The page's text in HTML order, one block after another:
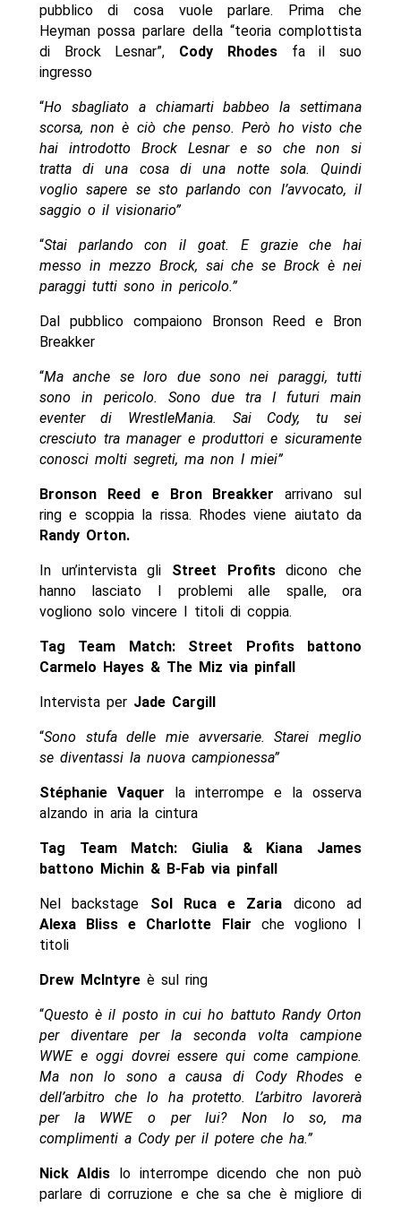
pubblico di cosa vuole parlare. Prima che
Heyman possa parlare della “teoria complottista
di Brock Lesnar”, Cody Rhodesfa il suo
ingresso
“Ho sbagliato a chiamarti babbeo la settimana
scorsa, non è ciò che penso. Però ho visto che
hai introdotto Brock Lesnar e so che non si
tratta di una cosa di una notte sola. Quindi
voglio sapere se sto parlando con l’avvocato, il
saggio o il visionario”
“Stai parlando con il goat. E grazie che hai
messo in mezzo Brock, sai che se Brock è nei
paraggi tutti sono in pericolo.”
Dal pubblico compaiono Bronson Reed e Bron
Breakker
“Ma anche se loro due sono nei paraggi, tutti
sono in pericolo. Sono due tra I futuri main
eventer di WrestleMania. Sai Cody, tu sei
cresciuto tra manager e produttori e sicuramente
conosci molti segreti, ma non I miei”
Bronson Reed e Bron Breakker arrivano sul
ring e scoppia la rissa. Rhodes viene aiutato da
Randy Orton.
In un’intervista gli Street Profitsdicono che
hanno lasciato I problemi alle spalle, ora
vogliono solo vincere I titoli di coppia.
Tag Team Match: Street Profits battono
Carmelo Hayes & The Miz via pinfall
Intervista per Jade Cargill
“Sono stufa delle mie avversarie. Starei meglio
se diventassi la nuova campionessa”
Stéphanie Vaquer la interrompe e la osserva
alzando in aria la cintura
Tag Team Match: Giulia & Kiana James
battono Michin & B-Fab via pinfall
Nel backstage Sol Ruca e Zaria dicono ad
Alexa Bliss e Charlotte Flair che vogliono I
titoli
Drew McIntyreè sul ring
“Questo è il posto in cui ho battuto Randy Orton
per diventare per la seconda volta campione
WWE e oggi dovrei essere qui come campione.
Ma non lo sono a causa di Cody Rhodes e
dell’arbitro che lo ha protetto. L’arbitro lavorerà
per la WWE o per lui? Non lo so, ma
complimenti a Cody per il potere che ha.”
Nick Aldis lo interrompe dicendo che non può
parlare di corruzione e che sa che è migliore di